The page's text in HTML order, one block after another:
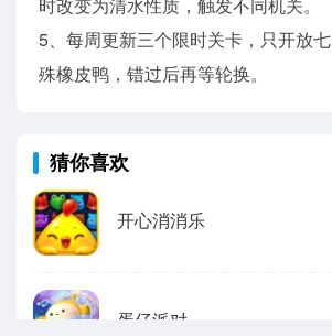
时改变为清水性质，触发不同机关。
5、每周更新三个限时关卡，只开放
殊橡皮鸭，错过后再等轮换。
猜你喜欢
开心消消乐
蛋仔派对